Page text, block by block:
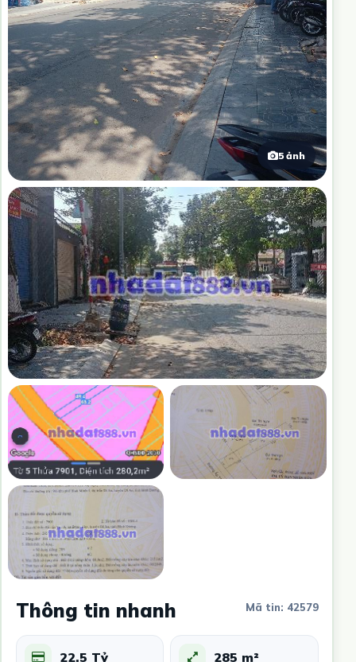
5 ảnh
Thông tin nhanh Mã tin: 42579
22.5 Tỷ 285 m²